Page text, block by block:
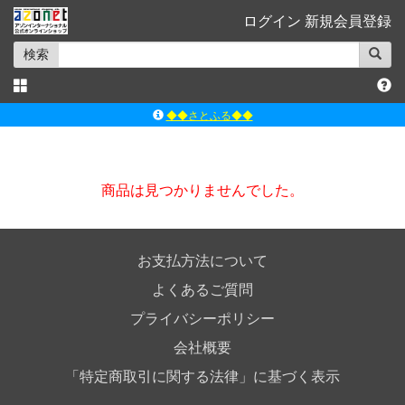
ログイン 新規会員登録
検索
◆◆さとふる◆◆
ｱｿﾞﾝｵﾝﾗｲﾝｼｮｯﾌﾟX
商品は見つかりませんでした。
お支払方法について
よくあるご質問
プライバシーポリシー
会社概要
「特定商取引に関する法律」に基づく表示